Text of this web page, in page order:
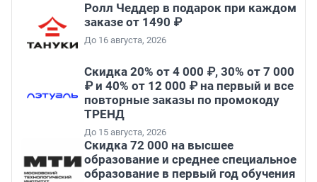
Ролл Чеддер в подарок при каждом
заказе от 1490 ₽
До 16 августа, 2026
Скидка 20% от 4 000 ₽, 30% от 7 000
₽ и 40% от 12 000 ₽ на первый и все
повторные заказы по промокоду
ТРЕНД
До 15 августа, 2026
Скидка 72 000 на высшее
образование и среднее специальное
образование в первый год обучения